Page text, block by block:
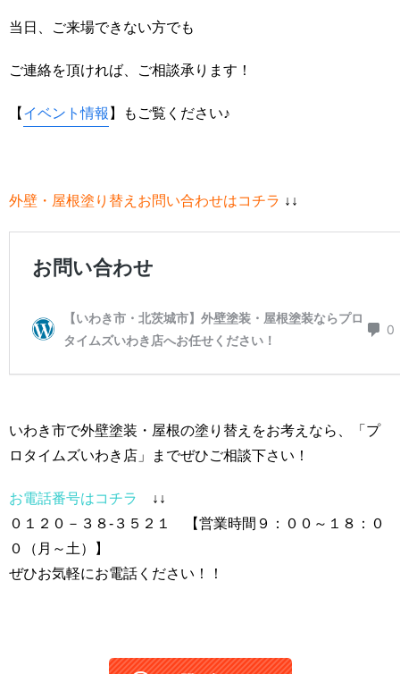
当日、ご来場できない方でも
ご連絡を頂ければ、ご相談承ります！
【 イベント情報 】もご覧ください♪
外壁・屋根塗り替えお問い合わせはコチラ ↓↓
いわき市で外壁塗装・屋根の塗り替えをお考えなら、「プ
ロタイムズいわき店」までぜひご相談下さい！
お電話番号はコチラ
↓↓
０１２０－３８-３５２１ 【営業時間９：００～１８：０
０（月～土）】
ぜひお気軽にお電話ください！！